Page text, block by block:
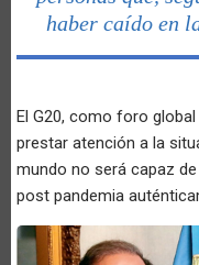
haber caído en
El G20, como foro
prestar atención a la
mundo no será capaz
post pandemia